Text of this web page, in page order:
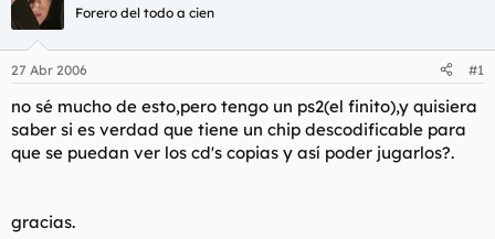
a
d
o
r
d
e
l
m
a
i
n
c
i
Forero del todo a cien
27 Abr 2006 #1
no sé mucho de esto,pero tengo un ps2(el finito),y quisiera
saber si es verdad que tiene un chip descodificable para
que se puedan ver los cd's copias y así poder jugarlos?.
gracias.